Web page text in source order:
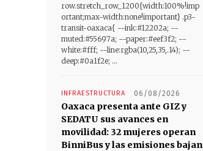
row.stretch_row_1200{width:100%!imp
ortant;max-width:none!important} .p3-
transit-oaxaca{ --ink:#12202a; --
muted:#55697a; --paper:#eef3f2; --
white:#fff; --line:rgba(10,25,35,.14); --
deep:#0a1f2e; ...
INFRAESTRUCTURA 06/08/2026
Oaxaca presenta ante GIZ y
SEDATU sus avances en
movilidad: 32 mujeres operan
BinniBus y las emisiones bajan